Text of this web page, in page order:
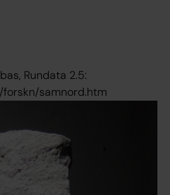
Rundata 2.5:
samnord.htm